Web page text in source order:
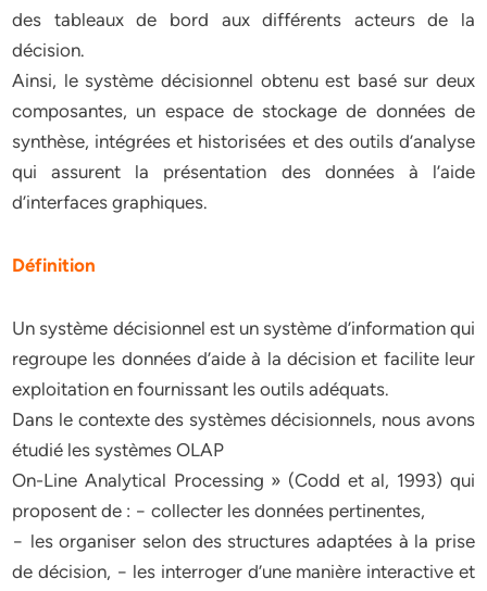
des tableaux de bord aux différents acteurs de la
décision.
Ainsi, le système décisionnel obtenu est basé sur deux
composantes, un espace de stockage de données de
synthèse, intégrées et historisées et des outils d’analyse
qui assurent la présentation des données à l’aide
d’interfaces graphiques.
Définition
Un système décisionnel est un système d’information qui
regroupe les données d’aide à la décision et facilite leur
exploitation en fournissant les outils adéquats.
Dans le contexte des systèmes décisionnels, nous avons
étudié les systèmes OLAP
On-Line Analytical Processing » (Codd et al, 1993) qui
proposent de : − collecter les données pertinentes,
− les organiser selon des structures adaptées à la prise
de décision, − les interroger d’une manière interactive et